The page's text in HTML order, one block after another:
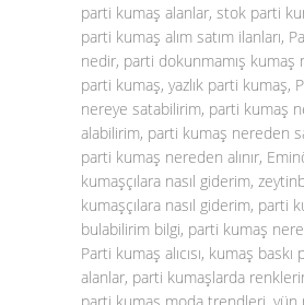
parti kumaş alanlar, stok parti
parti kumaş alım satım ilanları,
nedir, parti dokunmamış kumaş
parti kumaş, yazlık parti kumaş,
nereye satabilirim, parti kumaş
alabilirim, parti kumaş nereden
parti kumaş nereden alınır,
kumaşçılara nasıl giderim,
kumaşçılara nasıl giderim, parti
bulabilirim bilgi, parti kumaş
Parti kumaş alıcısı, kumaş
alanlar, parti kumaşlarda